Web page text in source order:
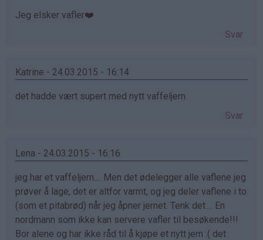
Jeg elsker vafler❤️
Svar
Katrine - 24.03.2015 - 16:14
det hadde vært supert med nytt vaffeljern
Svar
Lena - 24.03.2015 - 16:16
jeg har et vaffeljern.... Men det ødelegger alle vaflene jeg
prøver å lage, det er altfor varmt, og jeg deler vaflene i to
(som et pitabrød) når jeg åpner jernet. Tenk det.... En
nordmann som ikke kan servere vafler til besøkende!!!
Bor alene og har ikke råd til å kjøpe et nytt jern :( det